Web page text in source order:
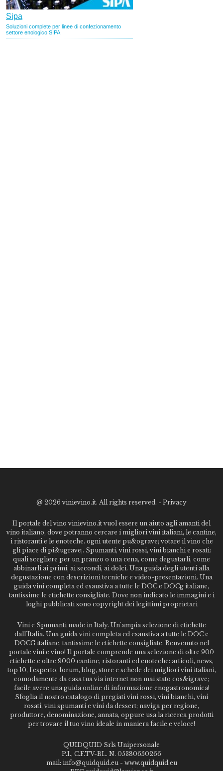
@ 2026 vinievino.it. All rights reserved. - Privacy
Il portale del vino vinievino.it vuol essere un aiuto agli amanti del
vino italiano, dove potranno cercare i migliori vini italiani, le cantine,
i ristoranti e le enoteche. ogni utente pu&ograve; votare il vino che
gli piace di pi&ugrave;. Spumanti, vini rossi, vini bianchi e rosati:
quali scegliere per un pranzo o una cena, come degustarli, come
abbinarli ai primi, ai secondi, ai dolci. Una guida degli utenti alla
degustazione con descrizioni tecniche e video-presentazioni. Una
guida vini completa ed esaustiva a tutte le DOC e DOCg italiane,
tantissime le etichette consigliate. Dove non indicato le immagini e i
loghi pubblicati sono copyright dei legittimi proprietari
Vini e Spumanti made in Italy. Un'ampia selezione di etichette
dall'Italia. Una guida vini completa ed esaustiva a tutte le DOC e
DOCG italiane, tantissime le etichette consigliate. Benvenuto nel
portale vini e vino! Il portale comprende una selezione di oltre 900
etichette e oltre 9000 cantine, ristoranti ed enoteche: articoli, news,
top 10, l'esperto, forum, blog, store e schede dei migliori vini italiani,
comodamente da casa tua via internet non mai stato cos&igrave;
facile avere una guida online di informazione enogastronomica!
Sfoglia il nostro catalogo di pregiati vini rossi, vini bianchi, vini
rosati, vini spumanti e vini da dessert; naviga per regione,
produttore, denominazione, annata, oppure usa la ricerca prodotti
per trovare il tuo vino ideale in maniera facile e veloce!
QUIDQUID Srls Unipersonale
P.I., C.F.TV-BL. N. 05380650266
mail: info@quidquid.eu - www.quidquid.eu